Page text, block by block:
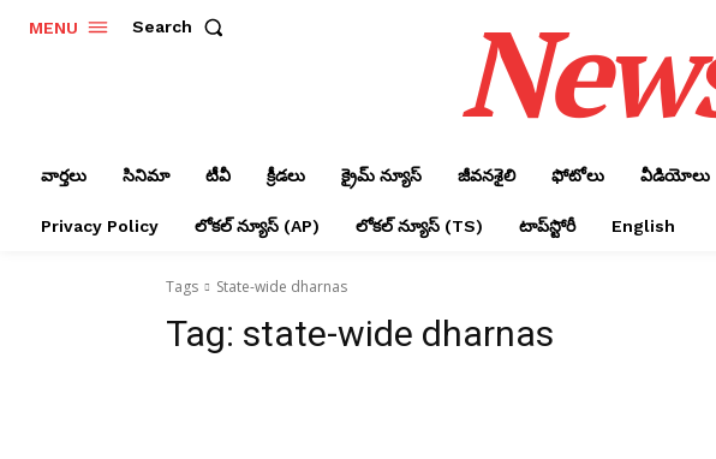
MENU Search
వార్తలు సినిమా టీవీ క్రీడలు క్రైమ్ న్యూస్‌ జీవనశైలి ఫోటోలు వీడియోలు
Privacy Policy లోక‌ల్ న్యూస్‌ (AP) లోక‌ల్ న్యూస్‌ (TS) టాప్‌స్టోరీ English
Tags State-wide dharnas
Tag: state-wide dharnas